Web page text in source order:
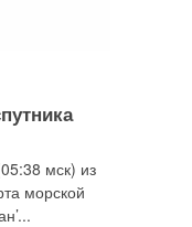
мск) из
морской